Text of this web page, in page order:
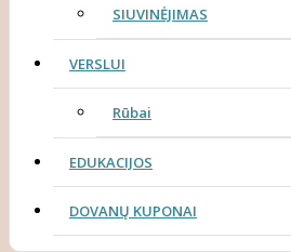
SIUVINĖJIMAS
VERSLUI
Rūbai
EDUKACIJOS
DOVANŲ KUPONAI